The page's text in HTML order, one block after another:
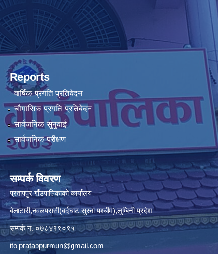
Reports
वार्षिक प्रगति प्रतिवेदन
चौमासिक प्रगति प्रतिवेदन
सार्वजनिक सुनुवाई
सार्वजनिक परीक्षण
सम्पर्क विवरण
प्रतापपुर गाँउपालिकाकाे कार्यालय
बेलाटारी,नवलपरासी(बर्दघाट सुस्ता पश्चीम),लुम्बिनी प्रदेश
सम्पर्क नं. ०७८४१९०९५
ito.pratappurmun@gmail.com